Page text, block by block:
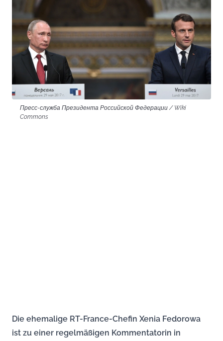
Пресс-служба Президента Российской Федерации / Wiki
Commons
Die ehemalige RT-France-Chefin Xenia Fedorowa
ist zu einer regelmäßigen Kommentatorin in